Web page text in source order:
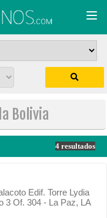
Bolivia
4 resultados
Edif. Torre Lydia
3 Of. 304 - La Paz, LA